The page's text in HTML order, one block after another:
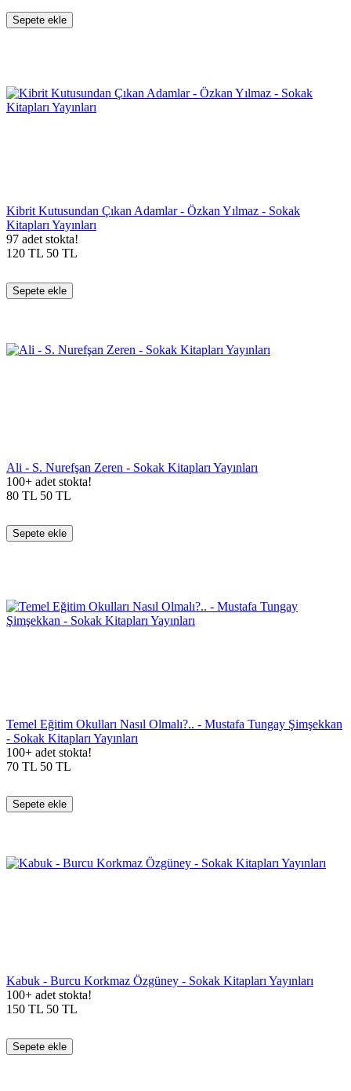
Sepete ekle
Kibrit Kutusundan Çıkan Adamlar - Özkan Yılmaz - Sokak
Kitapları Yayınları
97 adet stokta!
120 TL 50 TL
Sepete ekle
Ali - S. Nurefşan Zeren - Sokak Kitapları Yayınları
100+ adet stokta!
80 TL 50 TL
Sepete ekle
Temel Eğitim Okulları Nasıl Olmalı?.. - Mustafa Tungay Şimşekkan
- Sokak Kitapları Yayınları
100+ adet stokta!
70 TL 50 TL
Sepete ekle
Kabuk - Burcu Korkmaz Özgüney - Sokak Kitapları Yayınları
100+ adet stokta!
150 TL 50 TL
Sepete ekle